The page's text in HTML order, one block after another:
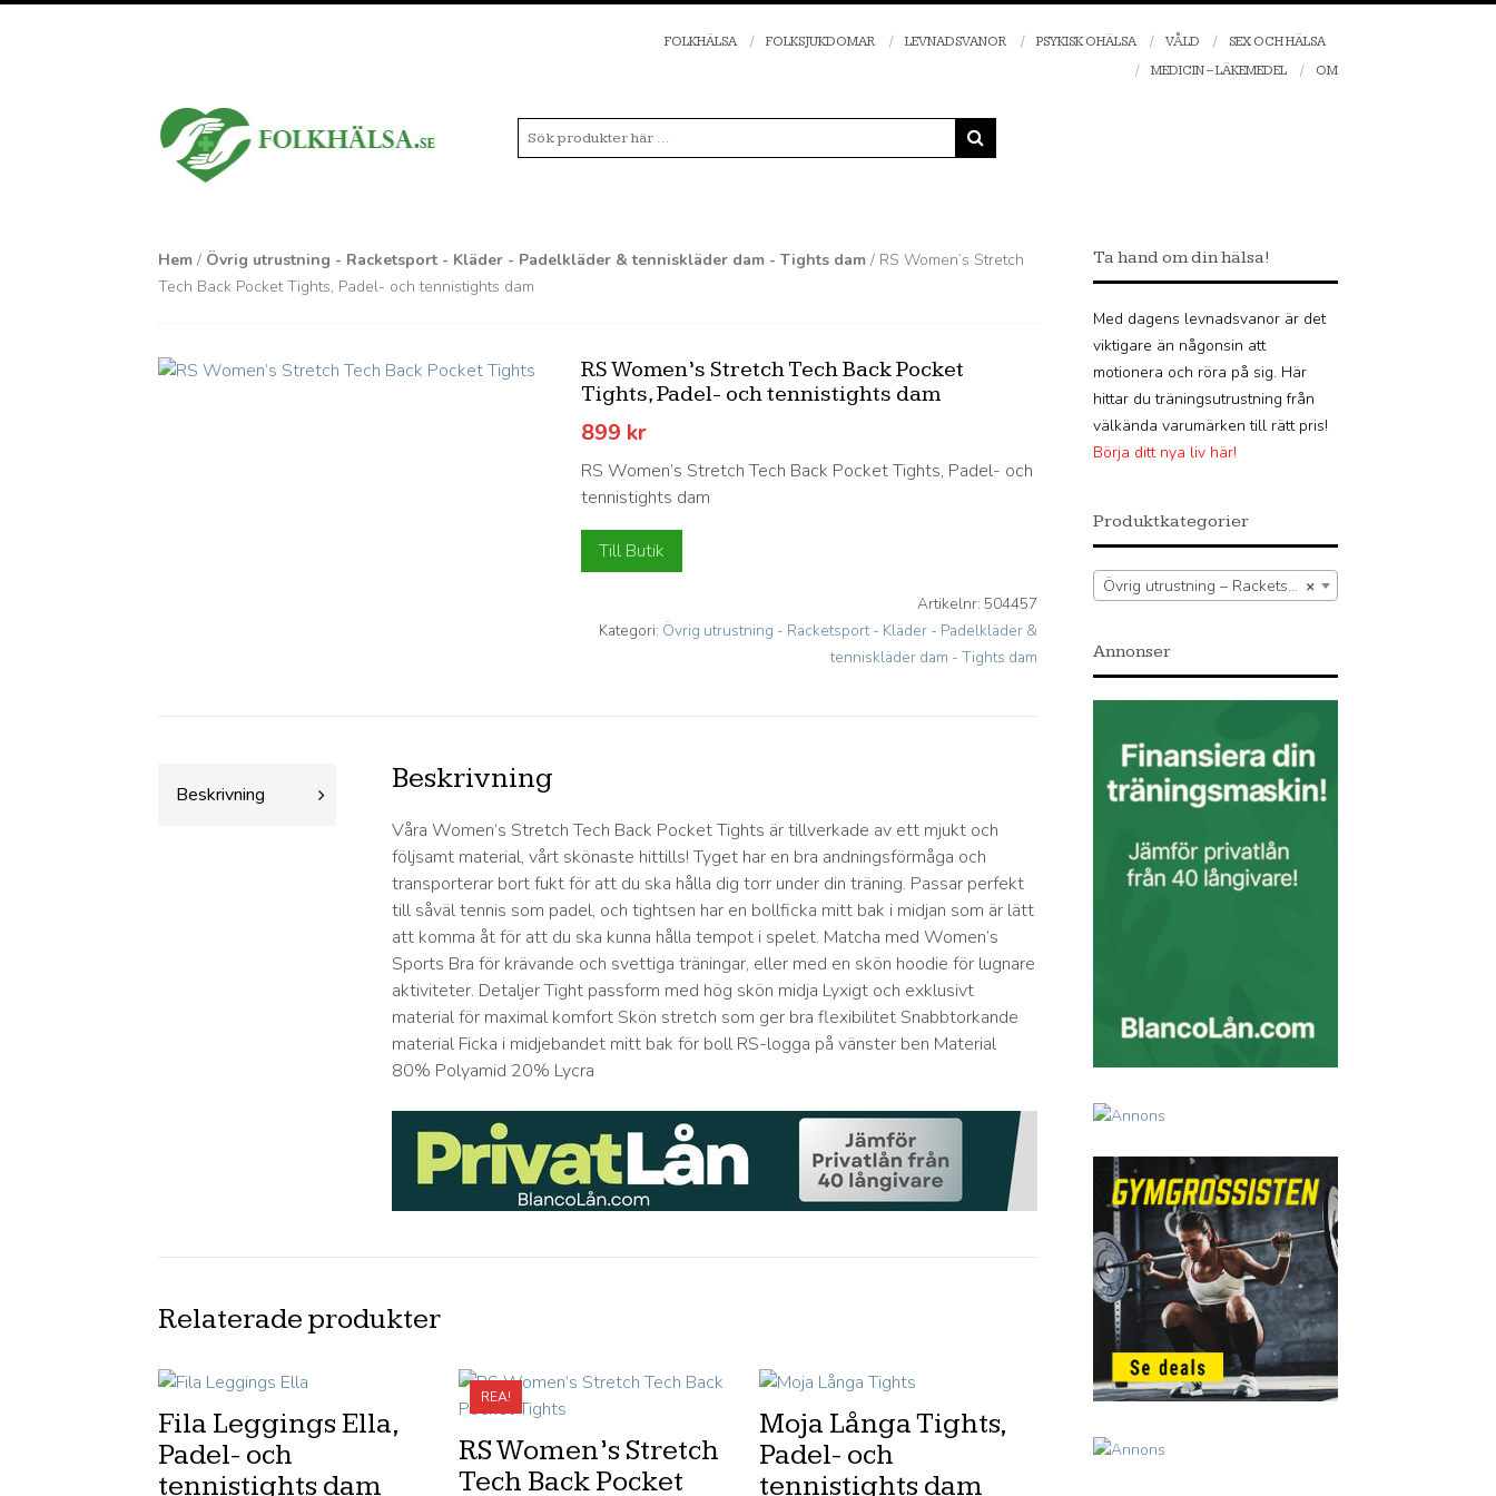
FOLKHÄLSA FOLKSJUKDOMAR LEVNADSVANOR PSYKISK OHÄLSA VÅLD
SEX OCH HÄLSA
MEDICIN – LÄKEMEDEL
OM
Hem / Övrig utrustning - Racketsport - Kläder - Padelkläder & tenniskläder dam - Tights dam / RS Women’s Stretch
Tech Back Pocket Tights, Padel- och tennistights dam
RS Women’s Stretch Tech Back Pocket
Tights, Padel- och tennistights dam
899 kr
RS Women’s Stretch Tech Back Pocket Tights, Padel- och
tennistights dam
Till Butik
Artikelnr: 504457
Kategori: Övrig utrustning - Racketsport - Kläder - Padelkläder &
tenniskläder dam - Tights dam
Beskrivning Beskrivning
Våra Women’s Stretch Tech Back Pocket Tights är tillverkade av ett mjukt och
följsamt material, vårt skönaste hittills! Tyget har en bra andningsförmåga och
transporterar bort fukt för att du ska hålla dig torr under din träning. Passar perfekt
till såväl tennis som padel, och tightsen har en bollficka mitt bak i midjan som är lätt
att komma åt för att du ska kunna hålla tempot i spelet. Matcha med Women’s
Sports Bra för krävande och svettiga träningar, eller med en skön hoodie för lugnare
aktiviteter. Detaljer Tight passform med hög skön midja Lyxigt och exklusivt
material för maximal komfort Skön stretch som ger bra flexibilitet Snabbtorkande
material Ficka i midjebandet mitt bak för boll RS-logga på vänster ben Material
80% Polyamid 20% Lycra
Relaterade produkter
Fila Leggings Ella,
Padel- och
tennistights dam
REA!
RS Women’s Stretch
Tech Back Pocket
Moja Långa Tights,
Padel- och
tennistights dam
Ta hand om din hälsa!
Med dagens levnadsvanor är det
viktigare än någonsin att
motionera och röra på sig. Här
hittar du träningsutrustning från
välkända varumärken till rätt pris!
Börja ditt nya liv här!
Produktkategorier
×
Övrig utrustning – Racketsport – Kläder – Padelkläder & tenniskläder dam – Tights dam
Annonser